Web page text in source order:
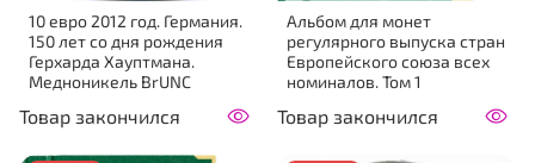
10 евро 2012 год. Германия.
150 лет со дня рождения
Герхарда Хауптмана.
Медноникель BrUNC
Товар закончился
Альбом для монет
регулярного выпуска стран
Европейского союза всех
номиналов. Том 1
Товар закончился